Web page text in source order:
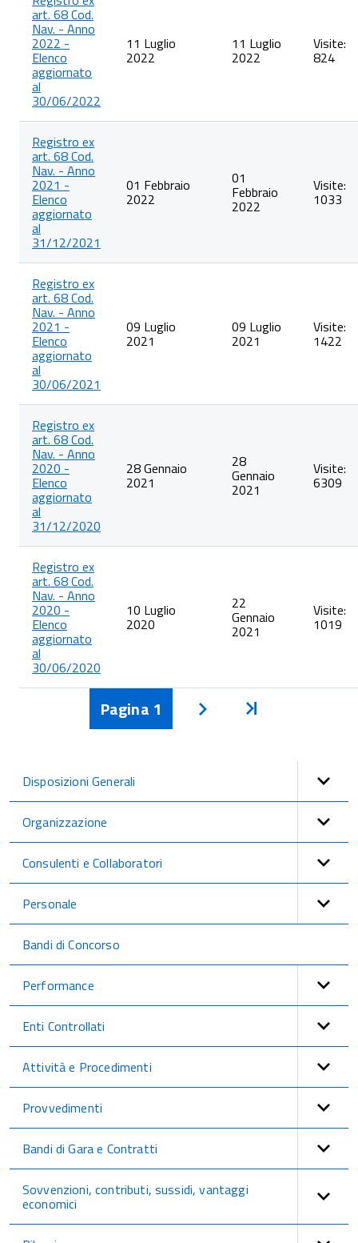
art. 68 Cod.
Nav. - Anno
2022 -
Elenco
aggiornato
al
30/06/2022
11 Luglio
2022
11 Luglio
2022
Visite:
824
Registro ex
art. 68 Cod.
Nav. - Anno
2021 -
Elenco
aggiornato
al
31/12/2021
01 Febbraio
2022
01
Febbraio
2022
Visite:
1033
Registro ex
art. 68 Cod.
Nav. - Anno
2021 -
Elenco
aggiornato
al
30/06/2021
09 Luglio
2021
09 Luglio
2021
Visite:
1422
Registro ex
art. 68 Cod.
Nav. - Anno
2020 -
Elenco
aggiornato
al
31/12/2020
28 Gennaio
2021
28
Gennaio
2021
Visite:
6309
Registro ex
art. 68 Cod.
Nav. - Anno
2020 -
Elenco
aggiornato
al
30/06/2020
10 Luglio
2020
22
Gennaio
2021
Visite:
1019
Pagina 1
Disposizioni Generali
Organizzazione
Consulenti e Collaboratori
Personale
Bandi di Concorso
Performance
Enti Controllati
Attività e Procedimenti
Provvedimenti
Bandi di Gara e Contratti
Sovvenzioni, contributi, sussidi, vantaggi
economici